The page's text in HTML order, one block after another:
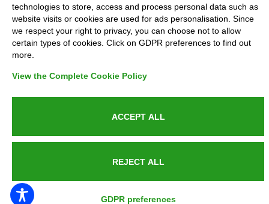
PUBLIC SERVICE ANNOUNCEMENT
Contacts
Azienda certificata UNI EN ISO 9001:2015
P.IVA 05538100727 - C.so Italia n.8 70123, BARI
technologies to store, access and process personal data such as
website visits or cookies are used for ads personalisation. Since
we respect your right to privacy, you can choose not to allow
certain types of cookies. Click on GDPR preferences to find out
more.
View the Complete Cookie Policy
ACCEPT ALL
REJECT ALL
GDPR preferences